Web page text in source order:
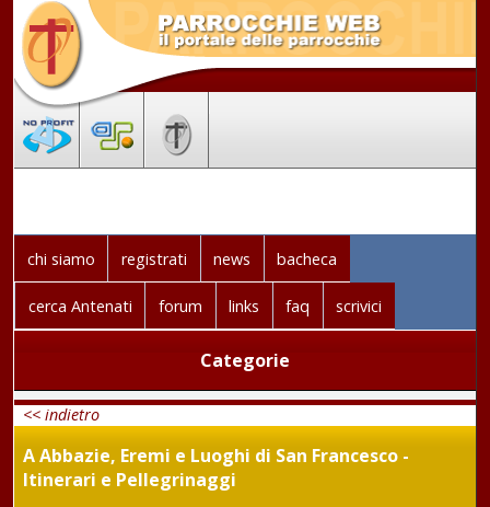
chi siamo registrati news bacheca
cerca Antenati forum links faq scrivici
Categorie
<< indietro
A Abbazie, Eremi e Luoghi di San Francesco -
Itinerari e Pellegrinaggi